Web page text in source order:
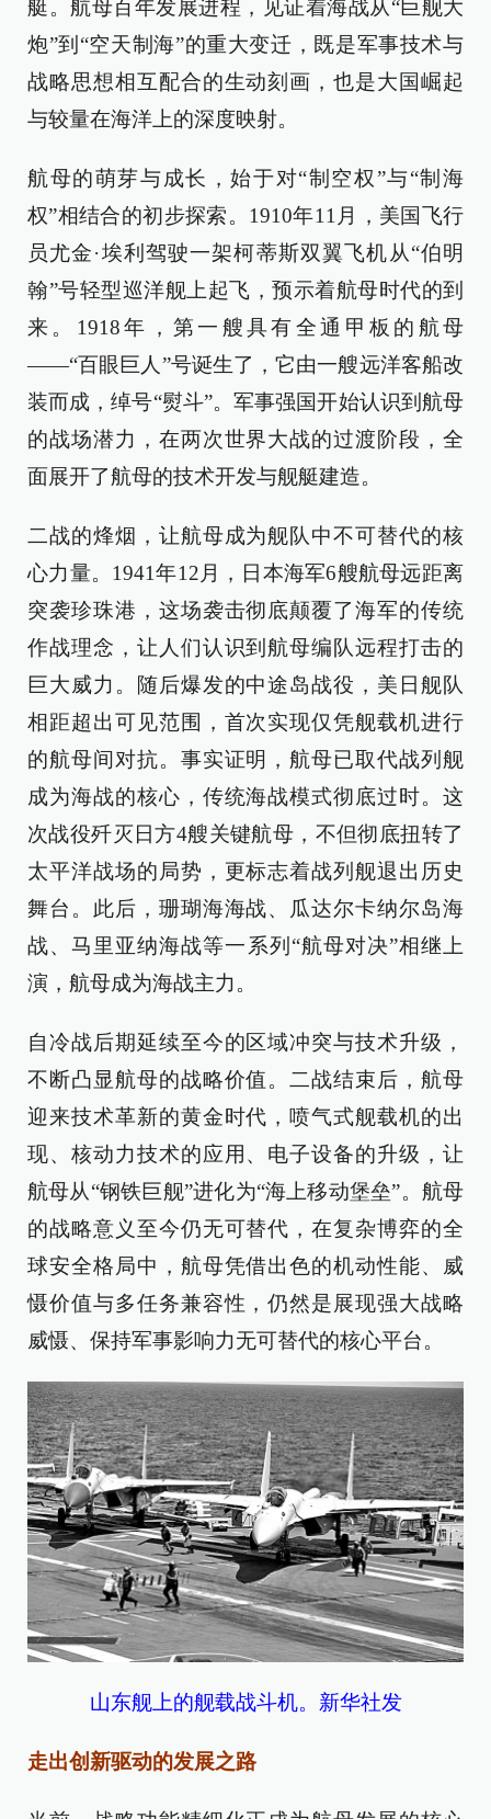
艇。航母百年发展进程，见证着海战从“巨舰大
炮”到“空天制海”的重大变迁，既是军事技术与
战略思想相互配合的生动刻画，也是大国崛起
与较量在海洋上的深度映射。
航母的萌芽与成长，始于对“制空权”与“制海
权”相结合的初步探索。1910年11月，美国飞行
员尤金·埃利驾驶一架柯蒂斯双翼飞机从“伯明
翰”号轻型巡洋舰上起飞，预示着航母时代的到
来。1918年，第一艘具有全通甲板的航母
——“百眼巨人”号诞生了，它由一艘远洋客船改
装而成，绰号“熨斗”。军事强国开始认识到航母
的战场潜力，在两次世界大战的过渡阶段，全
面展开了航母的技术开发与舰艇建造。
二战的烽烟，让航母成为舰队中不可替代的核
心力量。1941年12月，日本海军6艘航母远距离
突袭珍珠港，这场袭击彻底颠覆了海军的传统
作战理念，让人们认识到航母编队远程打击的
巨大威力。随后爆发的中途岛战役，美日舰队
相距超出可见范围，首次实现仅凭舰载机进行
的航母间对抗。事实证明，航母已取代战列舰
成为海战的核心，传统海战模式彻底过时。这
次战役歼灭日方4艘关键航母，不但彻底扭转了
太平洋战场的局势，更标志着战列舰退出历史
舞台。此后，珊瑚海海战、瓜达尔卡纳尔岛海
战、马里亚纳海战等一系列“航母对决”相继上
演，航母成为海战主力。
自冷战后期延续至今的区域冲突与技术升级，
不断凸显航母的战略价值。二战结束后，航母
迎来技术革新的黄金时代，喷气式舰载机的出
现、核动力技术的应用、电子设备的升级，让
航母从“钢铁巨舰”进化为“海上移动堡垒”。航母
的战略意义至今仍无可替代，在复杂博弈的全
球安全格局中，航母凭借出色的机动性能、威
慑价值与多任务兼容性，仍然是展现强大战略
威慑、保持军事影响力无可替代的核心平台。
山东舰上的舰载战斗机。新华社发
走出创新驱动的发展之路